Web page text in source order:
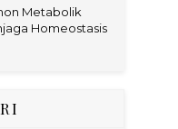
Metabolik
Homeostasis